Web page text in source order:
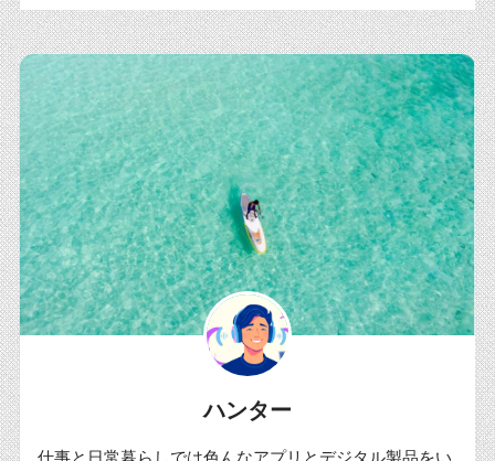
ハンター
仕事と日常暮らしでは色んなアプリとデジタル製品をい